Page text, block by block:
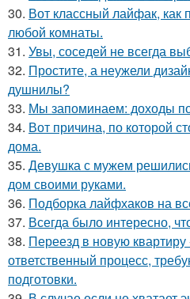
30. Вот классный лайфак, как
любой комнаты.
31. Увы, соседей не всегда
32. Простите, а неужели
душнилы?
33. Мы запоминаем: доходы
34. Вот причина, по которой
дома.
35. Девушка с мужем
дом своими руками.
36. Подборка лайфхаков на
37. Всегда было интересно,
38. Переезд в новую
ответственный процесс,
подготовки.